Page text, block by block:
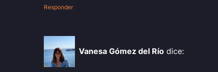
Responder
Vanesa Gómez del Río dice: